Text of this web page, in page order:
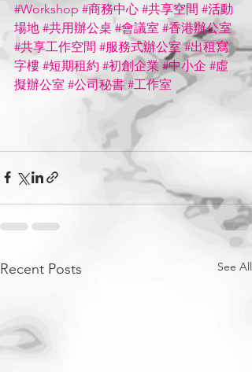
#Workshop #商務中心 #共享空間 #活動
場地 #共用辦公桌 #會議室 #香港辦公室
#共享工作空間 #服務式辦公室 #出租寫
字樓 #短期租約 #初創企業 #中小企 #虛
擬辦公室 #公司秘書 #工作室
Recent Posts See All